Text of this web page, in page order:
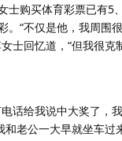
士购买体育彩票已有5
。“不仅是他，我周围
士回忆道，“但我很克
话给我说中大奖了，
和老公一大早就坐车过